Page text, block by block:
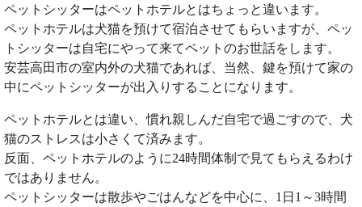
ペットシッターはペットホテルとはちょっと違います。
ペットホテルは犬猫を預けて宿泊させてもらいますが、ペッ
トシッターは自宅にやって来てペットのお世話をします。
安芸高田市の室内外の犬猫であれば、当然、鍵を預けて家の
中にペットシッターが出入りすることになります。
ペットホテルとは違い、慣れ親しんだ自宅で過ごすので、犬
猫のストレスは小さくて済みます。
反面、ペットホテルのように24時間体制で見てもらえるわけ
ではありません。
ペットシッターは散歩やごはんなどを中心に、1日1～3時間